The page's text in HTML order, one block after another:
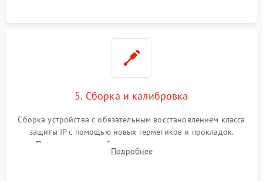
5. Сборка и калибровка
Сборка устройства с обязательным восстановлением класса
защиты IP с помощью новых герметиков и прокладок.
Программная калибровка матрицы по эталонному
абсолютно черному телу для точного измерения температур.
Подробнее